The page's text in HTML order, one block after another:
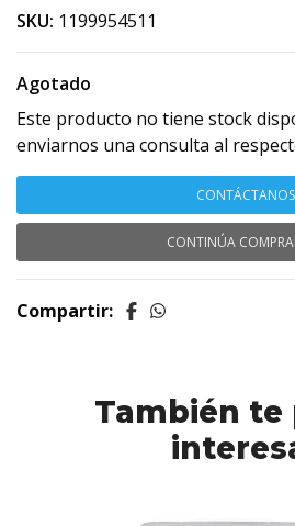
SKU: 1199954511
Agotado
Este producto no tiene stock
enviarnos una consulta al
CONTÁCTANOS
CONTINÚA
Compartir:
También te